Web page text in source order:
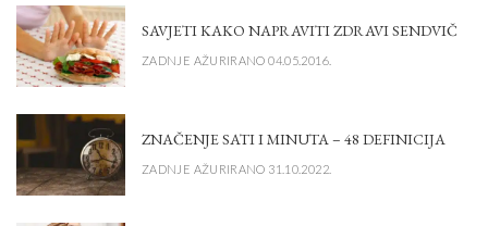
SAVJETI KAKO NAPRAVITI ZDRAVI SENDVIČ
ZADNJE AŽURIRANO 04.05.2016.
ZNAČENJE SATI I MINUTA – 48 DEFINICIJA
ZADNJE AŽURIRANO 31.10.2022.